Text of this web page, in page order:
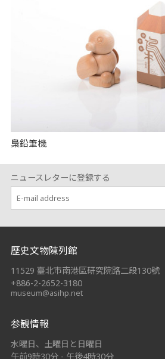
梟鉛筆機
ニュースレターに登録する
歷史文物陳列館
11529 臺北市南港區研究院路二段130號
+886-2-2652-3180
museum@asihp.net
参観情報
水曜日、土曜日と日曜日
午前9時30分 - 午後4時30分